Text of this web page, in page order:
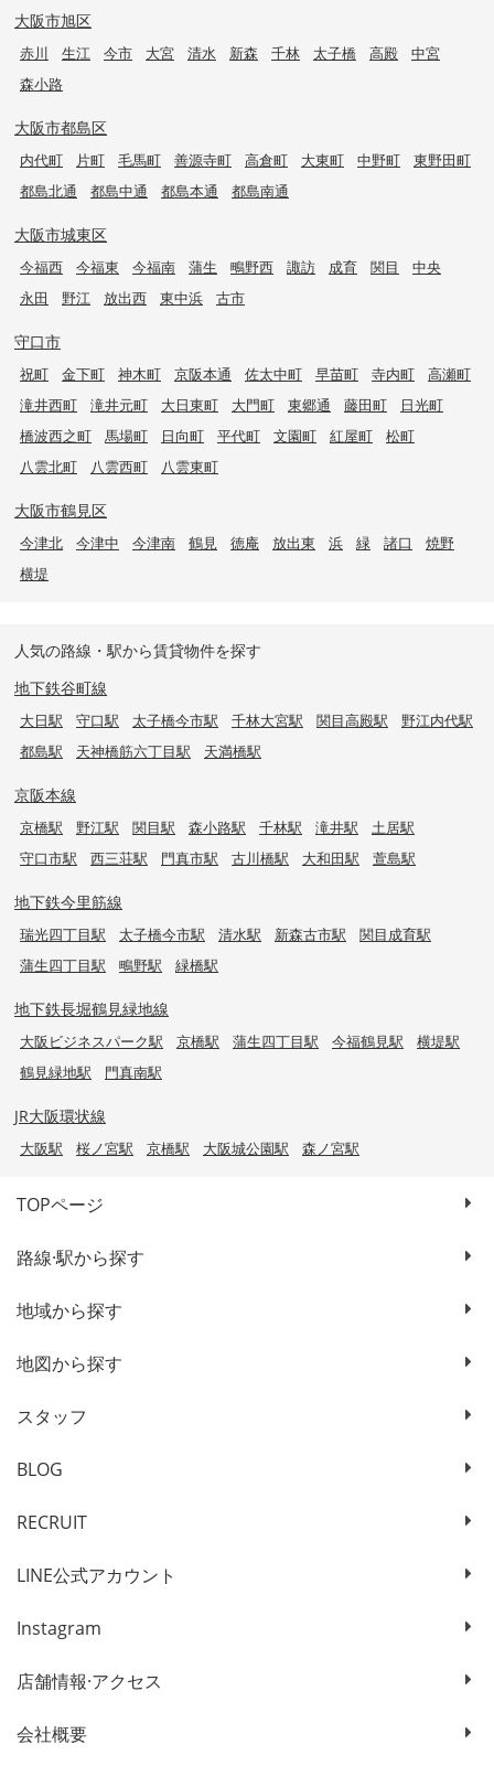
大阪市旭区
赤川 生江 今市 大宮 清水 新森 千林 太子橋 高殿
中宮
森小路
大阪市都島区
内代町 片町 毛馬町 善源寺町 高倉町 大東町 中野町
東野田町
都島北通
都島中通 都島本通 都島南通
大阪市城東区
今福西 今福東 今福南 蒲生 鴫野西 諏訪 成育 関目
中央
永田
野江 放出西 東中浜 古市
守口市
祝町 金下町 神木町 京阪本通 佐太中町 早苗町 寺内町
高瀬町
滝井西町
滝井元町 大日東町 大門町 東郷通 藤田町
日光町
橋波西之町
馬場町 日向町 平代町 文園町 紅屋町
松町
八雲北町
八雲西町 八雲東町
大阪市鶴見区
今津北 今津中 今津南 鶴見 徳庵 放出東 浜 緑 諸口
焼野
横堤
人気の路線・駅から賃貸物件を探す
地下鉄谷町線
大日駅 守口駅 太子橋今市駅 千林大宮駅 関目高殿駅
野江内代駅
都島駅
天神橋筋六丁目駅 天満橋駅
京阪本線
京橋駅 野江駅 関目駅 森小路駅 千林駅 滝井駅
土居駅
守口市駅
西三荘駅 門真市駅 古川橋駅 大和田駅 萱島駅
地下鉄今里筋線
瑞光四丁目駅 太子橋今市駅 清水駅 新森古市駅
関目成育駅
蒲生四丁目駅
鴫野駅 緑橋駅
地下鉄長堀鶴見緑地線
大阪ビジネスパーク駅 京橋駅 蒲生四丁目駅 今福鶴見駅
横堤駅
鶴見緑地駅
門真南駅
JR大阪環状線
大阪駅 桜ノ宮駅 京橋駅 大阪城公園駅 森ノ宮駅
TOPページ
路線·駅から探す
地域から探す
地図から探す
スタッフ
BLOG
RECRUIT
LINE公式アカウント
Instagram
店舗情報·アクセス
会社概要